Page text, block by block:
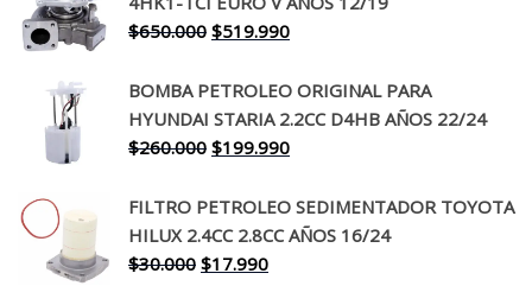
era:
$130.000.
es:
$94.990.
$650.000 El
original
era:
$650.000.
$519.990El
actual
es:
$519.990.
BOMBA PETROLEO ORIGINAL PARA
HYUNDAI STARIA 2.2CC D4HB AÑOS 22/24
$260.000 El
original
era:
$260.000.
$199.990El
actual
es:
FILTRO PETROLEO SEDIMENTADOR TOYOTA
HILUX 2.4CC 2.8CC AÑOS 16/24
$30.000 El
$17.990El